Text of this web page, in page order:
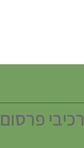
רכיבי פרסום